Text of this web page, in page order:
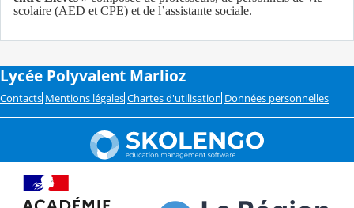
scolaire (AED et CPE) et de l’assistante sociale.
Lycée Polyvalent Marlioz
Contacts Mentions légales Chartes d'utilisation Données personnelles